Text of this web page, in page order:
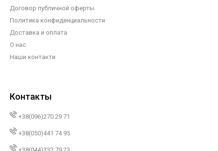
Договор публичной оферты
Политика конфиденциальности
Доставка и оплата
О нас
Наши контакти
Контакты
+38(096)270 29 71
+38(050)441 74 95